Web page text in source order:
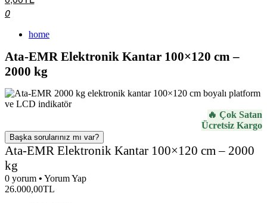
0
home
Ata-EMR Elektronik Kantar 100×120 cm –
2000 kg
🔥 Çok Satan
Ücretsiz Kargo
Başka sorularınız mı var?
Ata-EMR Elektronik Kantar 100×120 cm – 2000
kg
0 yorum • Yorum Yap
26.000,00TL